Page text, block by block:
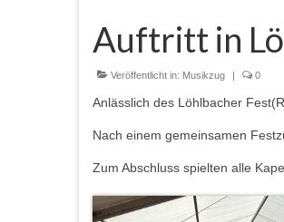
Auftritt in
Veröffentlicht in: Musikzug | 0
Anlässlich des Löhlbacher
Nach einem gemeinsamen
Zum Abschluss spielten alle